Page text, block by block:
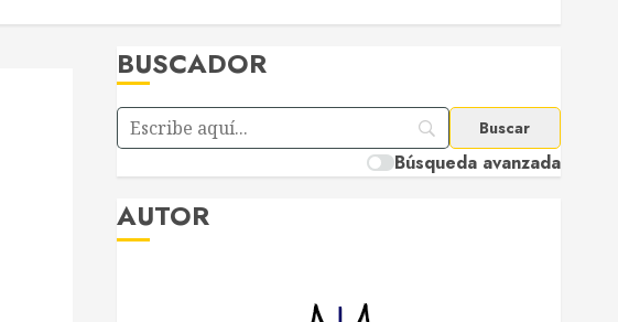
BUSCADOR
Búsqueda avanzada
AUTOR